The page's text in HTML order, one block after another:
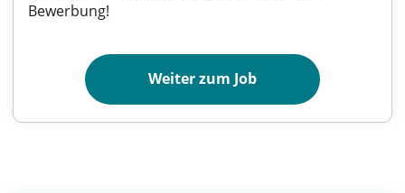
Bewerbung!
Weiter zum Job